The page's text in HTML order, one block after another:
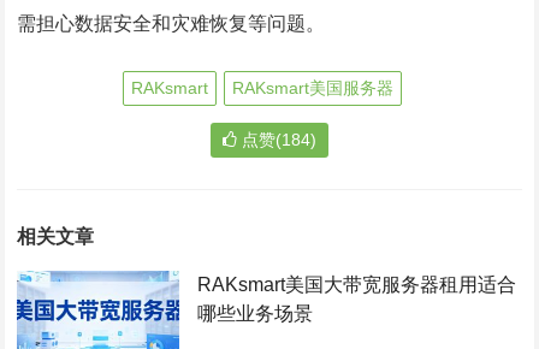
需担心数据安全和灾难恢复等问题。
RAKsmart RAKsmart美国服务器
点赞(184)
相关文章
RAKsmart美国大带宽服务器租用适合
哪些业务场景